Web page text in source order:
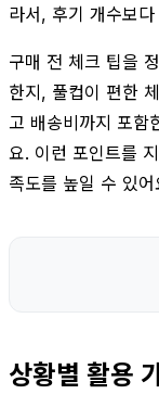
라서, 후기 개수보
구매 전 체크 팁을
한지, 풀컵이 편한
고 배송비까지 포함
요. 이런 포인트를
족도를 높일 수 있어
상황별 활용